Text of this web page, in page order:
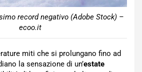
record negativo (Adobe Stock) –
ecoo.it
miti che si prolungano fino ad
la sensazione di un’estate